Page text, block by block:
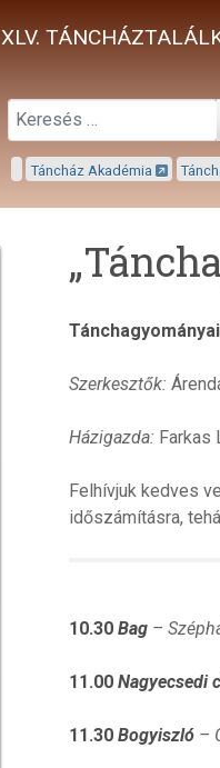
XLV.
Keresés
Táncház Akadémia
Szerkesztők:
Házigazda: Farkas
Felhívjuk kedves
időszámításra,
10.30 Bag –
11.00 Nagyecsedi
11.30 Bogyiszló –